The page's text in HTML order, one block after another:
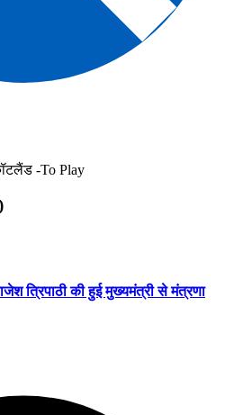
-To Play
त्रिपाठी की हुई मुख्यमंत्री से मंत्रणा